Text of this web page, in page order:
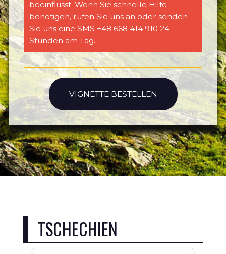
beeinflusst. Wenn Sie schnelle Hilfe
benötigen, rufen Sie uns an oder senden
Sie uns eine SMS +48 668 414 910 24
Stunden am Tag.
VIGNETTE BESTELLEN
TSCHECHIEN